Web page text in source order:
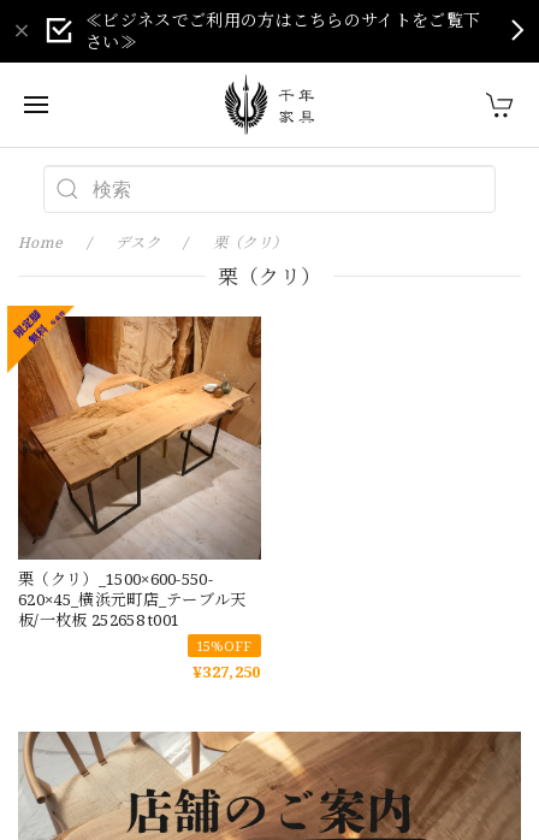
≪ビジネスでご利用の方はこちらのサイトをご覧下
さい≫
Home デスク 栗（クリ）
栗（クリ）
栗（クリ）_1500×600-550-
620×45_横浜元町店_テーブル天
板/一枚板 252658 t001
15%OFF
¥327,250